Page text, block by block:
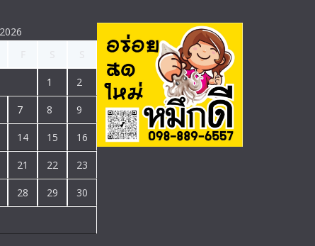
1 2
7 8 9
14 15 16
21 22 23
28 29 30